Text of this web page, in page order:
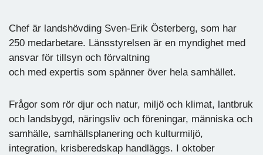
Chef är landshövding Sven-Erik Österberg, som har
250 medarbetare. Länsstyrelsen är en myndighet med
ansvar för tillsyn och förvaltning
och med expertis som spänner över hela samhället.
Frågor som rör djur och natur, miljö och klimat, lantbruk
och landsbygd, näringsliv och föreningar, människa och
samhälle, samhällsplanering och kulturmiljö,
integration, krisberedskap handläggs. I oktober